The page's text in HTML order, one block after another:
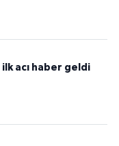
acı haber geldi